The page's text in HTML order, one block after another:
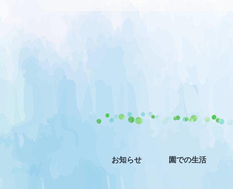
お知らせ 園での生活